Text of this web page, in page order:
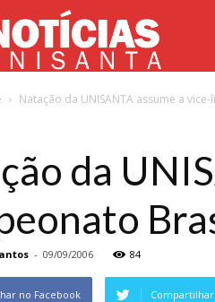
Natação da UNISANTA assume a
da
- 09/09/2006 84
no Facebook